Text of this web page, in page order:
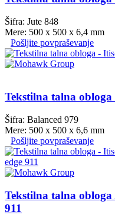
Šifra: Jute 848
Mere: 500 x 500 x 6,4 mm
Pošljite povpraševanje
Tekstilna talna
Šifra: Balanced 979
Mere: 500 x 500 x 6,6 mm
Pošljite povpraševanje
Tekstilna talna
911